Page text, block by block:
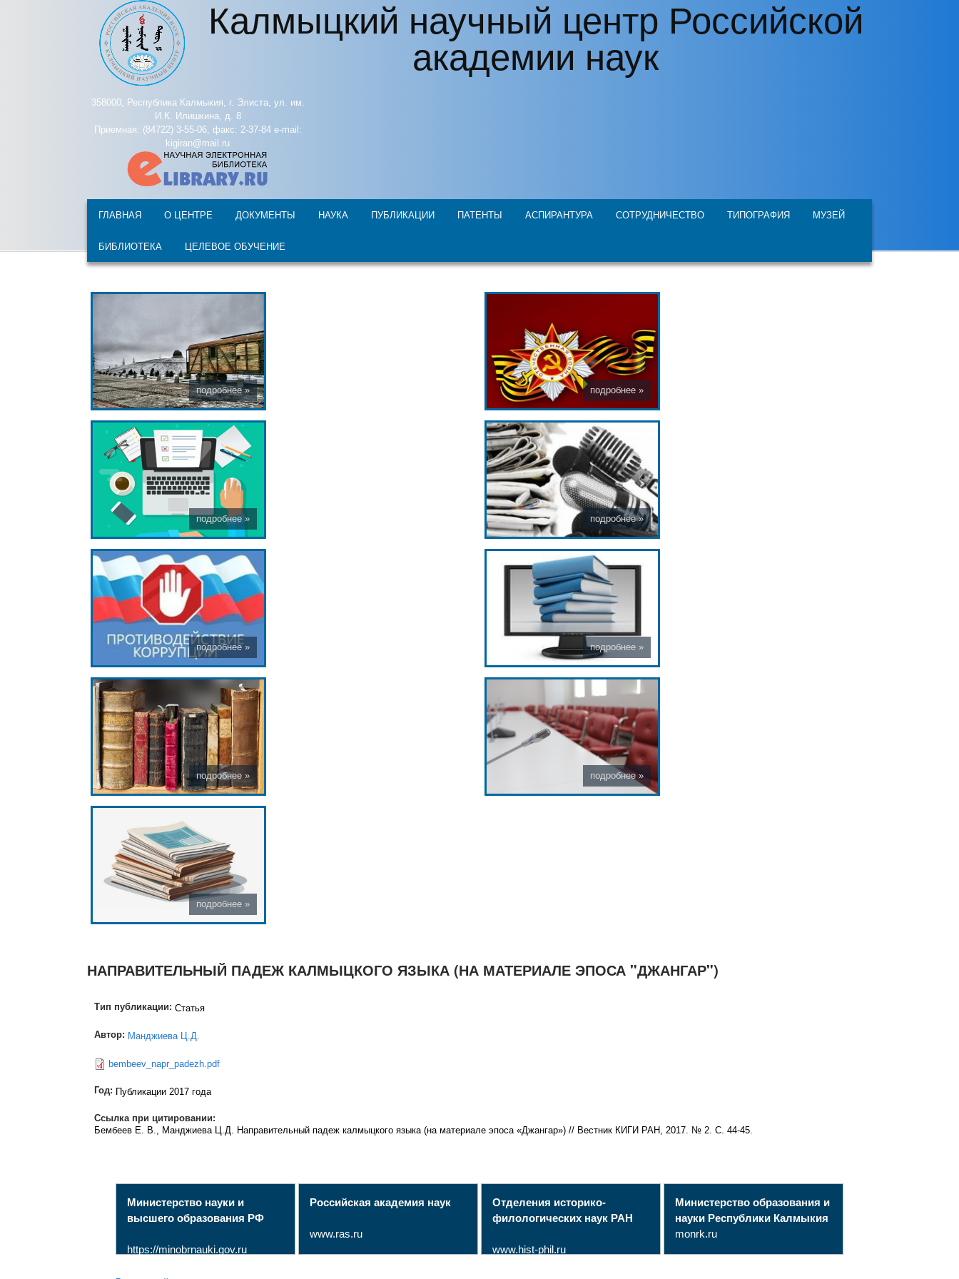
Перейти к основному содержанию Калмыцкий научный центр Российской
академии наук
358000, Республика Калмыкия, г. Элиста, ул. им.
И.К. Илишкина, д. 8
Приемная: (84722) 3-55-06, факс: 2-37-84 e-mail:
kigiran@mail.ru
ГЛАВНАЯ О ЦЕНТРЕ ДОКУМЕНТЫ НАУКА ПУБЛИКАЦИИ ПАТЕНТЫ АСПИРАНТУРА СОТРУДНИЧЕСТВО ТИПОГРАФИЯ МУЗЕЙ
БИБЛИОТЕКА ЦЕЛЕВОЕ ОБУЧЕНИЕ
НАПРАВИТЕЛЬНЫЙ ПАДЕЖ КАЛМЫЦКОГО ЯЗЫКА (НА МАТЕРИАЛЕ ЭПОСА "ДЖАНГАР")
Тип публикации: Статья
Автор: Манджиева Ц.Д.
bembeev_napr_padezh.pdf
Год: Публикации 2017 года
Ссылка при цитировании:
Бембеев Е. В., Манджиева Ц.Д. Направительный падеж калмыцкого языка (на материале эпоса «Джангар») // Вестник КИГИ РАН, 2017. № 2. С. 44-45.
Министерство науки и
высшего образования РФ
https://minobrnauki.gov.ru
Российская академия наук
www.ras.ru
Отделения историко-
филологических наук РАН
www.hist-phil.ru
Министерство образования и
науки Республики Калмыкия
monrk.ru